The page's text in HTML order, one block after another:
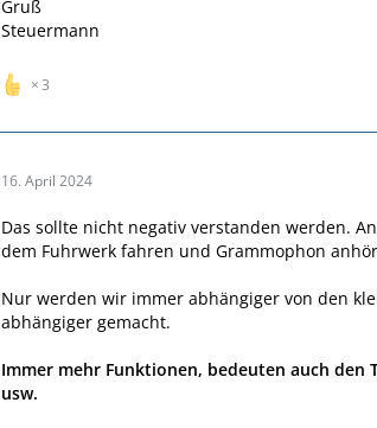
Gruß
Steuermann
3
16. April 2024
Das sollte nicht negativ verstanden werden.
dem Fuhrwerk fahren und Grammophon
Nur werden wir immer abhängiger von den
abhängiger gemacht.
Immer mehr Funktionen, bedeuten auch den
usw.